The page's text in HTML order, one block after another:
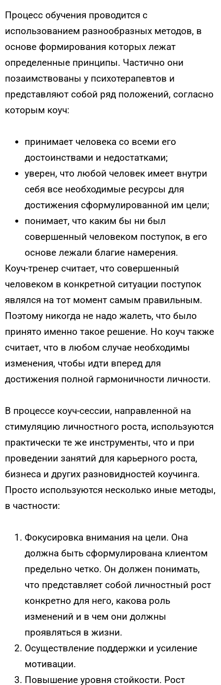
Процесс обучения проводится с
использованием разнообразных методов, в
основе формирования которых лежат
определенные принципы. Частично они
позаимствованы у психотерапевтов и
представляют собой ряд положений, согласно
которым коуч:
принимает человека со всеми его
достоинствами и недостатками;
уверен, что любой человек имеет внутри
себя все необходимые ресурсы для
достижения сформулированной им цели;
понимает, что каким бы ни был
совершенный человеком поступок, в его
основе лежали благие намерения.
Коуч-тренер считает, что совершенный
человеком в конкретной ситуации поступок
являлся на тот момент самым правильным.
Поэтому никогда не надо жалеть, что было
принято именно такое решение. Но коуч также
считает, что в любом случае необходимы
изменения, чтобы идти вперед для
достижения полной гармоничности личности.
В процессе коуч-сессии, направленной на
стимуляцию личностного роста, используются
практически те же инструменты, что и при
проведении занятий для карьерного роста,
бизнеса и других разновидностей коучинга.
Просто используются несколько иные методы,
в частности:
Фокусировка внимания на цели. Она
должна быть сформулирована клиентом
предельно четко. Он должен понимать,
что представляет собой личностный рост
конкретно для него, какова роль
изменений и в чем они должны
проявляться в жизни.
Осуществление поддержки и усиление
мотивации.
Повышение уровня стойкости. Рост